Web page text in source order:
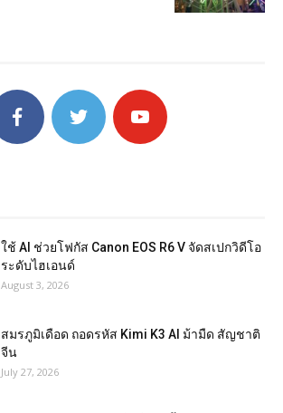
ใช้ AI ช่วยโฟกัส Canon EOS R6 V จัดสเปกวิดีโอ
ระดับไฮเอนด์
August 3, 2026
สมรภูมิเดือด ถอดรหัส Kimi K3 AI ม้ามืด สัญชาติ
จีน
July 27, 2026